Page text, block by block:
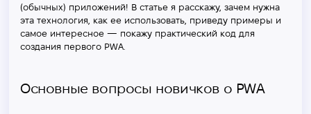
(обычных) приложений! В статье я расскажу, зачем нужна
эта технология, как ее использовать, приведу примеры и
самое интересное — покажу практический код для
создания первого PWA.
Основные вопросы новичков о PWA